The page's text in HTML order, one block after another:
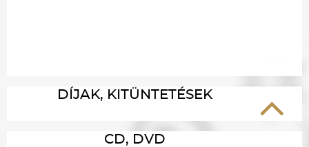
DÍJAK, KITÜNTETÉSEK
CD, DVD